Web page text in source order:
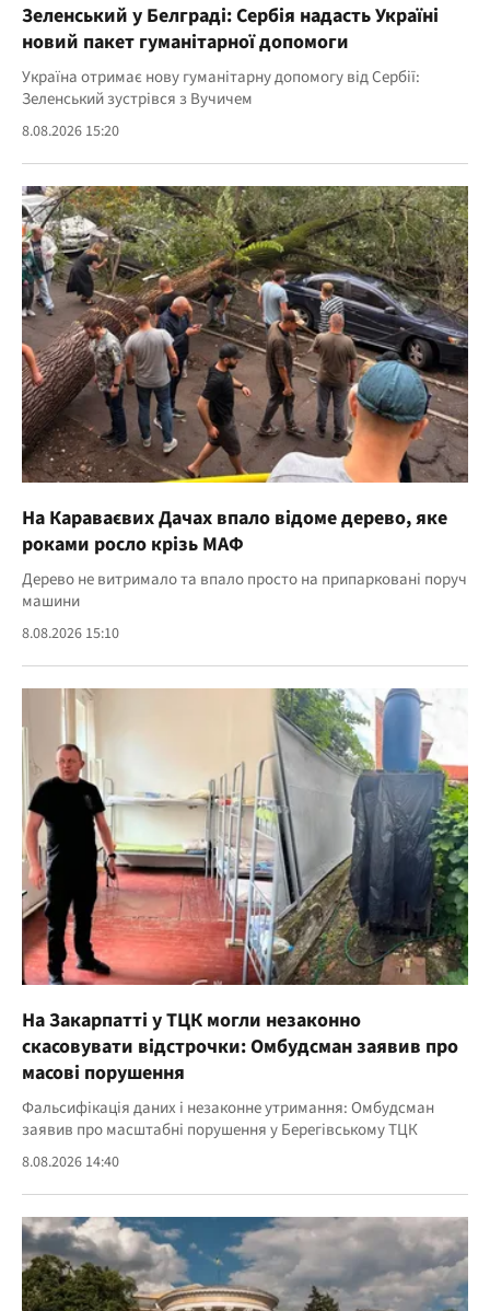
Зеленський у Белграді: Сербія надасть Україні
новий пакет гуманітарної допомоги
Україна отримає нову гуманітарну допомогу від Сербії:
Зеленський зустрівся з Вучичем
8.08.2026 15:20
На Караваєвих Дачах впало відоме дерево, яке
роками росло крізь МАФ
Дерево не витримало та впало просто на припарковані поруч
машини
8.08.2026 15:10
На Закарпатті у ТЦК могли незаконно
скасовувати відстрочки: Омбудсман заявив про
масові порушення
Фальсифікація даних і незаконне утримання: Омбудсман
заявив про масштабні порушення у Берегівському ТЦК
8.08.2026 14:40